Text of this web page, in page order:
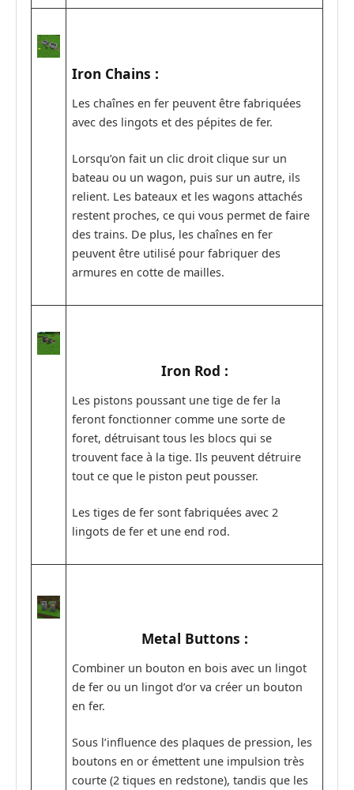
Iron Chains :
Les chaînes en fer peuvent être fabriquées
avec des lingots et des pépites de fer.
Lorsqu’on fait un clic droit clique sur un
bateau ou un wagon, puis sur un autre, ils
relient. Les bateaux et les wagons attachés
restent proches, ce qui vous permet de faire
des trains. De plus, les chaînes en fer
peuvent être utilisé pour fabriquer des
armures en cotte de mailles.
Iron Rod :
Les pistons poussant une tige de fer la
feront fonctionner comme une sorte de
foret, détruisant tous les blocs qui se
trouvent face à la tige. Ils peuvent détruire
tout ce que le piston peut pousser.
Les tiges de fer sont fabriquées avec 2
lingots de fer et une end rod.
Metal Buttons :
Combiner un bouton en bois avec un lingot
de fer ou un lingot d’or va créer un bouton
en fer.
Sous l’influence des plaques de pression, les
boutons en or émettent une impulsion très
courte (2 tiques en redstone), tandis que les